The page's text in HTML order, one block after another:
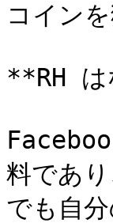
コイン
**RH は
料であ
でも自